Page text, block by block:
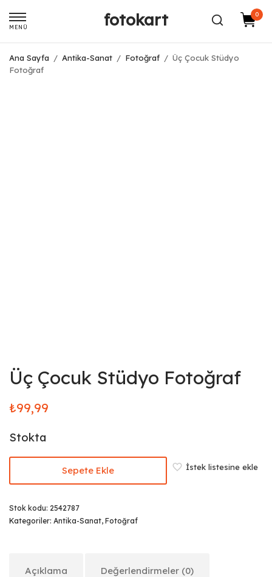
MENÜ fotokart 0
Ana Sayfa / Antika-Sanat / Fotoğraf / Üç Çocuk Stüdyo
Fotoğraf
Üç Çocuk Stüdyo Fotoğraf
₺99,99
Stokta
Sepete Ekle İstek listesine ekle
Stok kodu: 2542787
Kategoriler: Antika-Sanat, Fotoğraf
Açıklama Değerlendirmeler (0)